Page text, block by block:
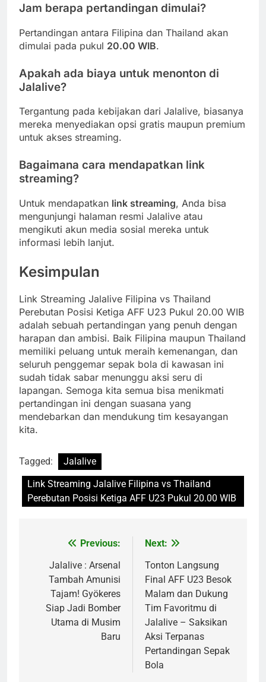
Jam berapa pertandingan dimulai?
Pertandingan antara Filipina dan Thailand akan
dimulai pada pukul 20.00 WIB.
Apakah ada biaya untuk menonton di
Jalalive?
Tergantung pada kebijakan dari Jalalive, biasanya
mereka menyediakan opsi gratis maupun premium
untuk akses streaming.
Bagaimana cara mendapatkan link
streaming?
Untuk mendapatkan link streaming, Anda bisa
mengunjungi halaman resmi Jalalive atau
mengikuti akun media sosial mereka untuk
informasi lebih lanjut.
Kesimpulan
Link Streaming Jalalive Filipina vs Thailand
Perebutan Posisi Ketiga AFF U23 Pukul 20.00 WIB
adalah sebuah pertandingan yang penuh dengan
harapan dan ambisi. Baik Filipina maupun Thailand
memiliki peluang untuk meraih kemenangan, dan
seluruh penggemar sepak bola di kawasan ini
sudah tidak sabar menunggu aksi seru di
lapangan. Semoga kita semua bisa menikmati
pertandingan ini dengan suasana yang
mendebarkan dan mendukung tim kesayangan
kita.
Tagged:
Jalalive
Link Streaming Jalalive Filipina vs Thailand
Perebutan Posisi Ketiga AFF U23 Pukul 20.00 WIB
navigation
Previous:
Jalalive : Arsenal
Tambah Amunisi
Tajam! Gyökeres
Siap Jadi Bomber
Utama di Musim
Baru
Next:
Tonton Langsung
Final AFF U23 Besok
Malam dan Dukung
Tim Favoritmu di
Jalalive – Saksikan
Aksi Terpanas
Pertandingan Sepak
Bola